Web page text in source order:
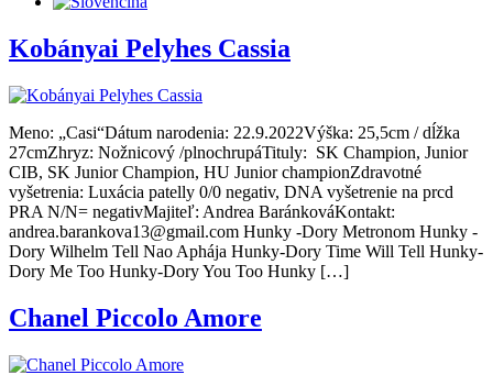
Kobányai Pelyhes Cassia
Meno: „Casi“Dátum narodenia: 22.9.2022Výška: 25,5cm / dĺžka
27cmZhryz: Nožnicový /plnochrupáTituly: SK Champion, Junior
CIB, SK Junior Champion, HU Junior championZdravotné
vyšetrenia: Luxácia patelly 0/0 negativ, DNA vyšetrenie na prcd
PRA N/N= negativMajiteľ: Andrea BaránkováKontakt:
andrea.barankova13@gmail.com Hunky -Dory Metronom Hunky -
Dory Wilhelm Tell Nao Aphája Hunky-Dory Time Will Tell Hunky-
Dory Me Too Hunky-Dory You Too Hunky […]
Chanel Piccolo Amore